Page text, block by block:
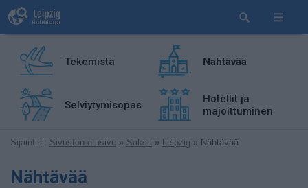
Tekemistä Nähtävää
Selviytymisopas
Hotellit ja
majoittuminen
Sijaintisi: Sivuston etusivu » Saksa » Leipzig » Nähtävää
Nähtävää